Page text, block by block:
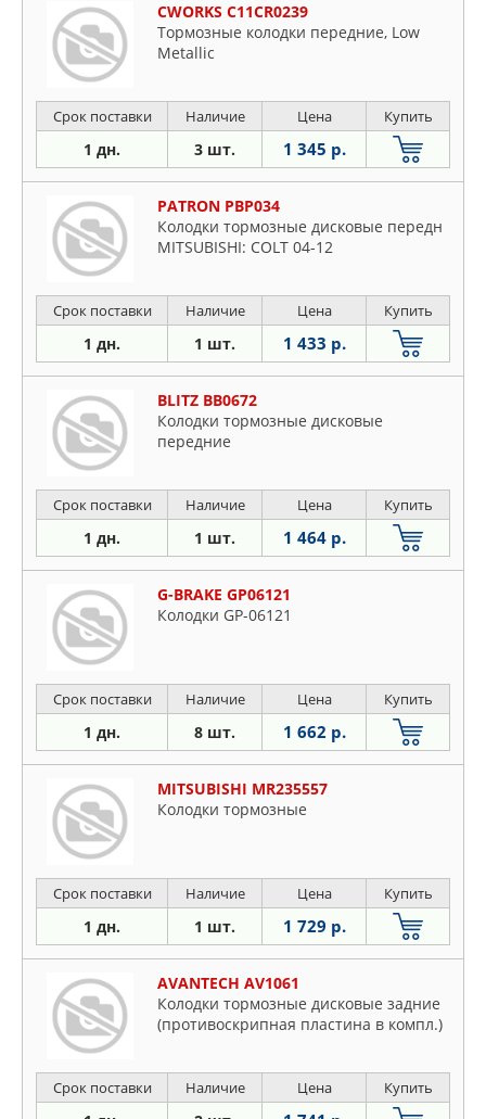
CWORKS C11CR0239
Тормозные колодки передние, Low
Metallic
Срок поставки Наличие Цена Купить
1 дн. 3 шт. 1 345 р.
PATRON PBP034
Колодки тормозные дисковые передн
MITSUBISHI: COLT 04-12
Срок поставки Наличие Цена Купить
1 дн. 1 шт. 1 433 р.
BLITZ BB0672
Колодки тормозные дисковые
передние
Срок поставки Наличие Цена Купить
1 дн. 1 шт. 1 464 р.
G-BRAKE GP06121
Колодки GP-06121
Срок поставки Наличие Цена Купить
1 дн. 8 шт. 1 662 р.
MITSUBISHI MR235557
Колодки тормозные
Срок поставки Наличие Цена Купить
1 дн. 1 шт. 1 729 р.
AVANTECH AV1061
Колодки тормозные дисковые задние
(противоскрипная пластина в компл.)
Срок поставки Наличие Цена Купить